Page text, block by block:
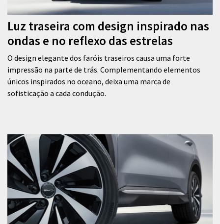
Luz traseira com design inspirado nas
ondas e no reflexo das estrelas
O design elegante dos faróis traseiros causa uma forte
impressão na parte de trás. Complementando elementos
únicos inspirados no oceano, deixa uma marca de
sofisticação a cada condução.